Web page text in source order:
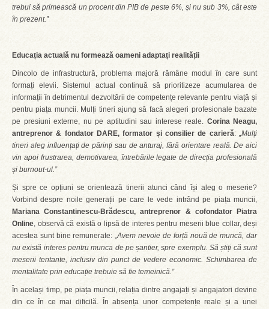
trebui să primească un procent din PIB de peste 6%, și nu sub 3%, cât este
în prezent.”
Educația actuală nu formează oameni adaptați realității
Dincolo de infrastructură, problema majoră rămâne modul în care sunt
formați elevii. Sistemul actual continuă să prioritizeze acumularea de
informații în detrimentul dezvoltării de competențe relevante pentru viață și
pentru piața muncii. Mulți tineri ajung să facă alegeri profesionale bazate
pe presiuni externe, nu pe aptitudini sau interese reale. Corina Neagu,
antreprenor & fondator DARE, formator și consilier de carieră:„Mulți
tineri aleg influențați de părinți sau de anturaj, fără orientare reală. De aici
vin apoi frustrarea, demotivarea, întrebările legate de direcția profesională
și burnout-ul.”
Și spre ce opțiuni se orientează tinerii atunci când își aleg o meserie?
Vorbind despre noile generații pe care le vede intrând pe piața muncii,
Mariana Constantinescu-Brădescu, antreprenor & cofondator Piatra
Online, observă că există o lipsă de interes pentru meserii blue collar, deși
acestea sunt bine remunerate: „Avem nevoie de forță nouă de muncă, dar
nu există interes pentru munca de pe șantier, spre exemplu. Să știți că sunt
meserii tentante, inclusiv din punct de vedere economic. Schimbarea de
mentalitate prin educație trebuie să fie temeinică.”
În același timp, pe piața muncii, relația dintre angajați și angajatori devine
din ce în ce mai dificilă. În absența unor competențe reale și a unei